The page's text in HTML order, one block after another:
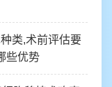
类,术前评估要
些优势